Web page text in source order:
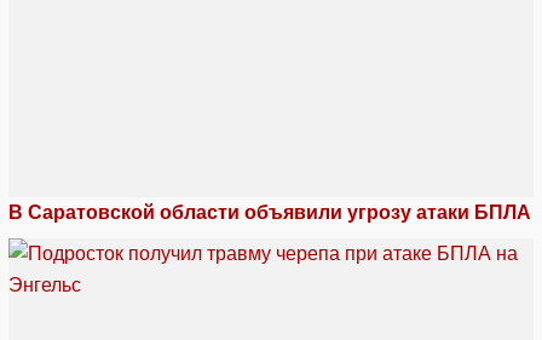
В Саратовской области объявили угрозу атаки БПЛА